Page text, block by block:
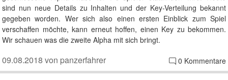
sind nun neue Details zu Inhalten und der Key-Verteilung bekannt
gegeben worden. Wer sich also einen ersten Einblick zum Spiel
verschaffen möchte, kann erneut hoffen, einen Key zu bekommen.
Wir schauen was die zweite Alpha mit sich bringt.
0 Kommentare
09.08.2018 von panzerfahrer